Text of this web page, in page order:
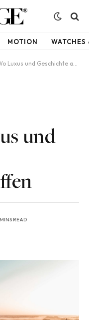
MOTION WATCHES
und Geschichte aufeinandertreffen
und
READ